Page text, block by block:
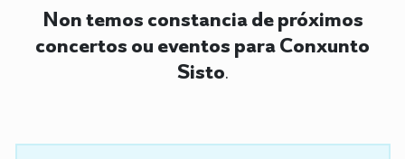
Non temos constancia de próximos
concertos ou eventos para Conxunto
Sisto.